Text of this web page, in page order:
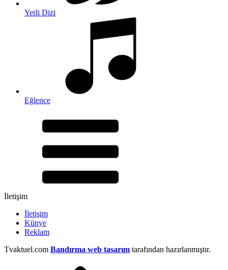
Yerli Dizi
Eğlence
İletişim
İletişim
Künye
Reklam
Tvaktuel.com Bandırma web tasarım tarafından hazırlanmıştır.